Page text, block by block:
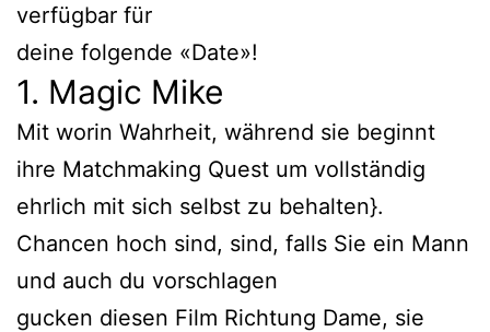
verfügbar für
deine folgende «Date»!
1. Magic Mike
Mit worin Wahrheit, während sie beginnt
ihre Matchmaking Quest um vollständig
ehrlich mit sich selbst zu behalten}.
Chancen hoch sind, sind, falls Sie ein Mann
und auch du vorschlagen
gucken diesen Film Richtung Dame, sie